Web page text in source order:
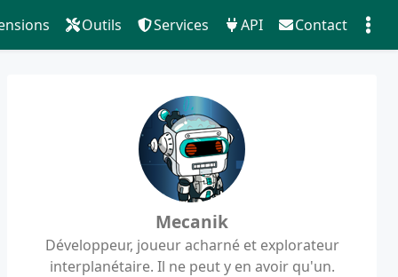
Outils Services API Contact
Mecanik
Développeur, joueur acharné et explorateur
interplanétaire. Il ne peut y en avoir qu'un.